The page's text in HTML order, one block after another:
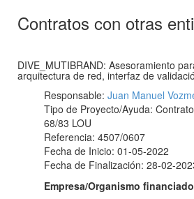
Contratos con otras
DIVE_MUTIBRAND: Asesoramiento
arquitectura de red, interfaz de
Responsable: Juan Manuel
Tipo de Proyecto/Ayuda:
68/83 LOU
Referencia: 4507/0607
Fecha de Inicio: 01-05-2022
Fecha de Finalización: 28-02-
Empresa/Organismo